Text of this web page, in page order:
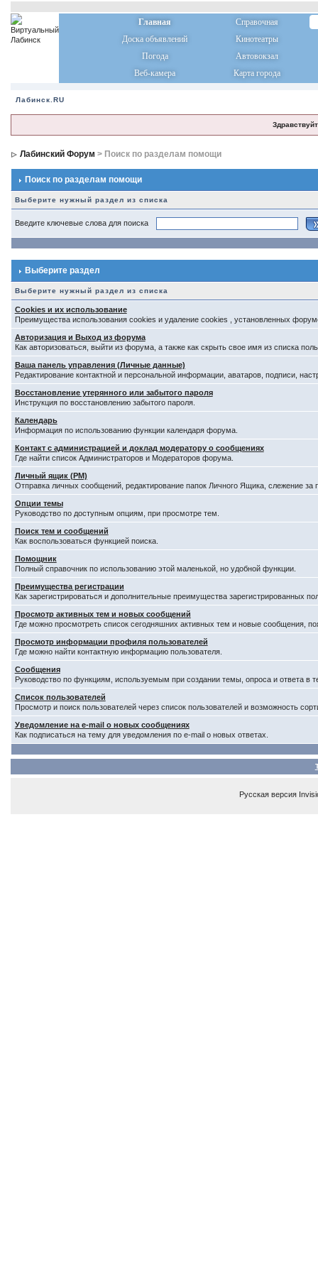
Главная
Справочная
Доска объявлений
Кинотеатры
Погода
Автовокзал
Веб-камера
Карта города
Лабинск.RU
Лабинский Форум > Поиск по разделам помощи
Поиск по разделам помощи
Выберите нужный раздел из списка
Введите ключевые слова для поиска
Выберите раздел
Выберите нужный раздел из списка
Cookies и их использование
Преимущества использования cookies и удаление cookies , установленных
Авторизация и Выход из форума
Как авторизоваться, выйти из форума, а также как скрыть свое имя из списка
Ваша панель управления (Личные данные)
Редактирование контактной и персональной информации, аватаров, подписи,
Восстановление утерянного или забытого пароля
Инструкция по восстановлению забытого пароля.
Календарь
Информация по использованию функции календаря форума.
Контакт с администрацией и доклад модератору о сообщениях
Где найти список Администраторов и Модераторов форума.
Личный ящик (PM)
Отправка личных сообщений, редактирование папок Личного Ящика, слежение
Опции темы
Руководство по доступным опциям, при просмотре тем.
Поиск тем и сообщений
Как воспользоваться функцией поиска.
Помощник
Полный справочник по использованию этой маленькой, но удобной функции.
Преимущества регистрации
Как зарегистрироваться и дополнительные преимущества зарегистрированных
Просмотр активных тем и новых сообщений
Где можно просмотреть список сегодняшних активных тем и новые сообщения,
Просмотр информации профиля пользователей
Где можно найти контактную информацию пользователя.
Сообщения
Руководство по функциям, используемым при создании темы, опроса и ответа в
Список пользователей
Просмотр и поиск пользователей через список пользователей и возможность
Уведомление на e-mail о новых сообщениях
Как подписаться на тему для уведомления по e-mail о новых ответах.
Русская версия